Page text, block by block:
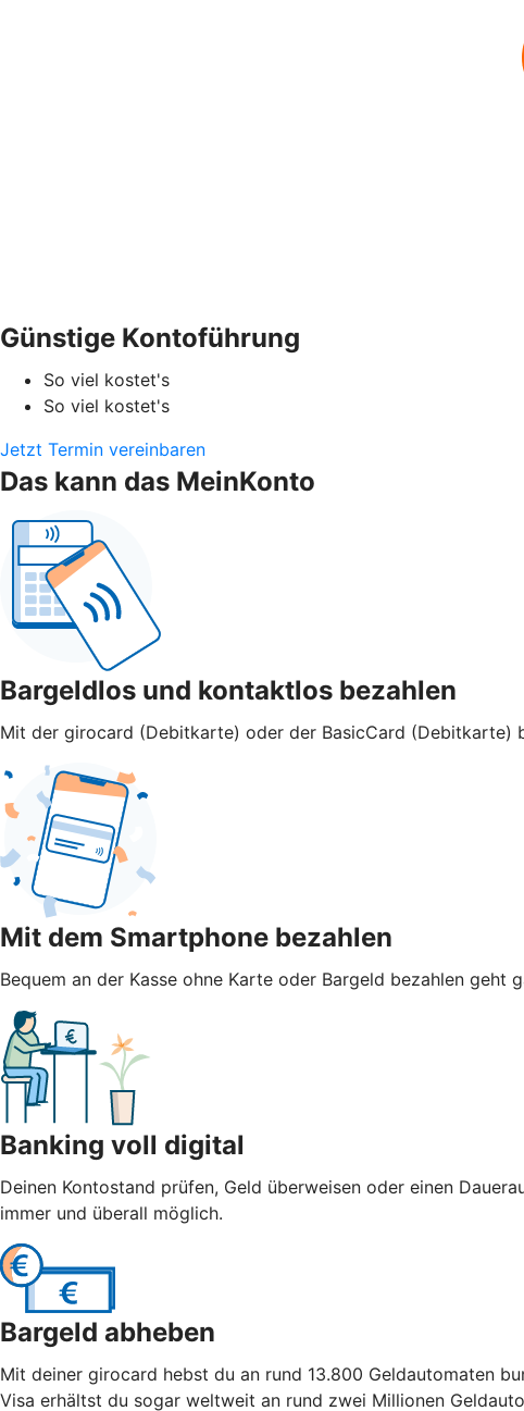
Günstige Kontoführung
So viel kostet's
So viel kostet's
Jetzt Termin vereinbaren
Das kann das MeinKonto
Bargeldlos und kontaktlos bezahlen
Mit der girocard (Debitkarte) oder der BasicCard (Debitkarte)
Mit dem Smartphone bezahlen
Bequem an der Kasse ohne Karte oder Bargeld bezahlen
Banking voll digital
Deinen Kontostand prüfen, Geld überweisen oder einen
immer und überall möglich.
Bargeld abheben
Mit deiner girocard hebst du an rund 13.800 Geldautomaten
Visa erhältst du sogar weltweit an rund zwei Millionen